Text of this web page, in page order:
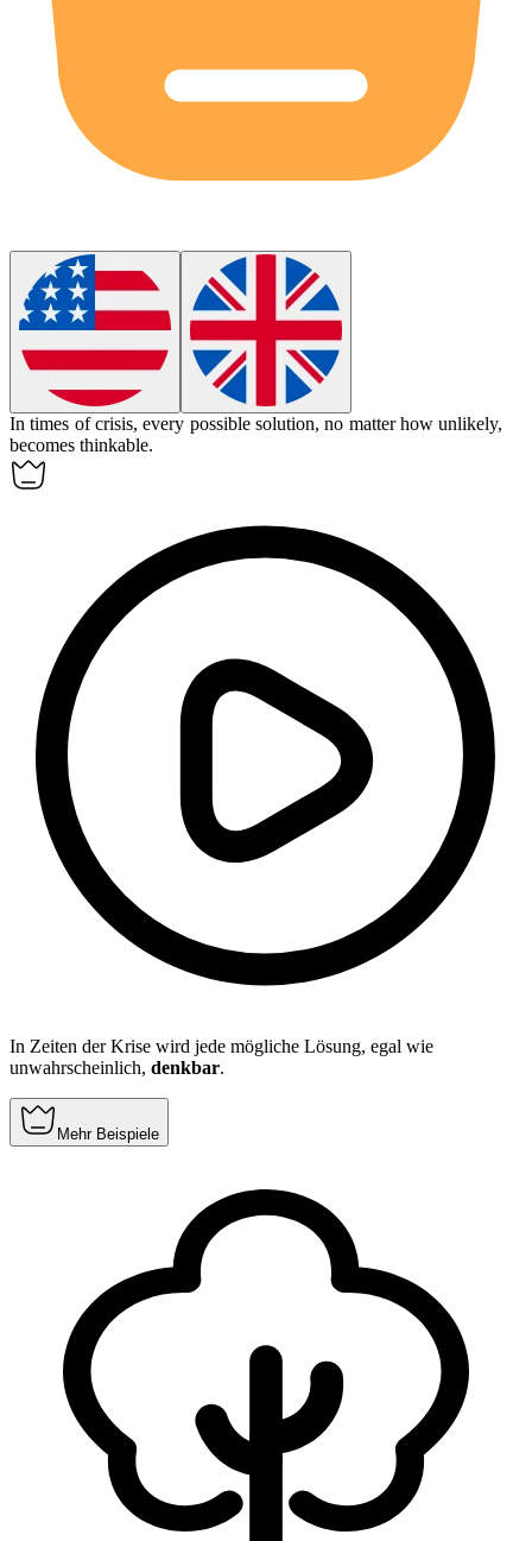
In times of crisis, every possible solution, no matter how unlikely,
becomesthinkable.
In Zeiten der Krise wird jede mögliche Lösung, egal wie
unwahrscheinlich, denkbar.
Mehr Beispiele